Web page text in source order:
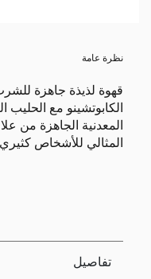
نظرة عامة
قهوة لذيذة جاهزة
الكابوتشينو مع
المعدنية الجاهزة من
المثالي للأشخاص
تفاصيل